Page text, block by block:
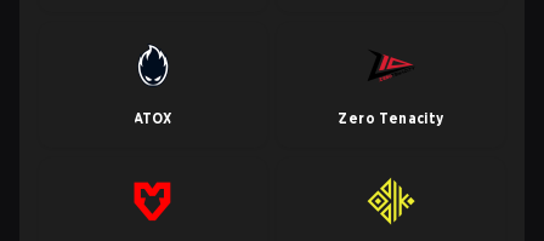
ATOX Zero Tenacity